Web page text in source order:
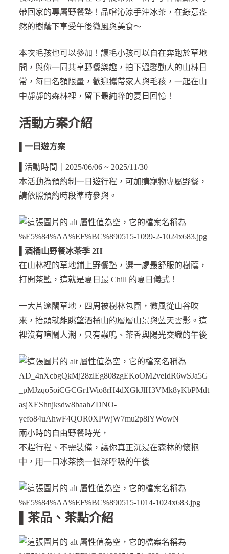
帶回家的專屬野餐墊！品嚐沁涼手沖冰茶，在綠意盎
然的樹蔭下享受午後微風與美食～
本次毛孩也可以參加！讓毛小孩可以自在奔跑於草地
間，與你一同共享野餐樂趣，拍下溫馨動人的山林日
常，每日名額限量，歡迎攜帶家人與毛孩，一起在山
中靜靜的森林裡，留下最純粹的夏日回憶！
活動方案介紹
一日遊方案
▌活動時間｜2025/06/06 ~ 2025/11/30
本活動為預約制一日遊行程，可加購寵物專屬野餐，
請依照預約時段準時參與。
▌酒桶山野餐冰茶季 2H
在山林裡的草地鋪上野餐墊，選一處最舒服的樹蔭，
打開茶籃，這就是夏日最 Chill 的夏日儀式！
一大片遼闊草地，四周被樹林包圍，微風從山谷吹
來，抬頭就能眺望酒桶山的層層山景與藍天雲影。這
裡沒有喧鬧人潮，只有蟲鳴、茶香與陽光交織的午後
兩小時的自由野餐時光，
不趕行程、不需裝備，讓你真正沉浸在森林的懷抱
中，用一口冰茶換一個深呼吸的午後
▌茶品、茶點介紹